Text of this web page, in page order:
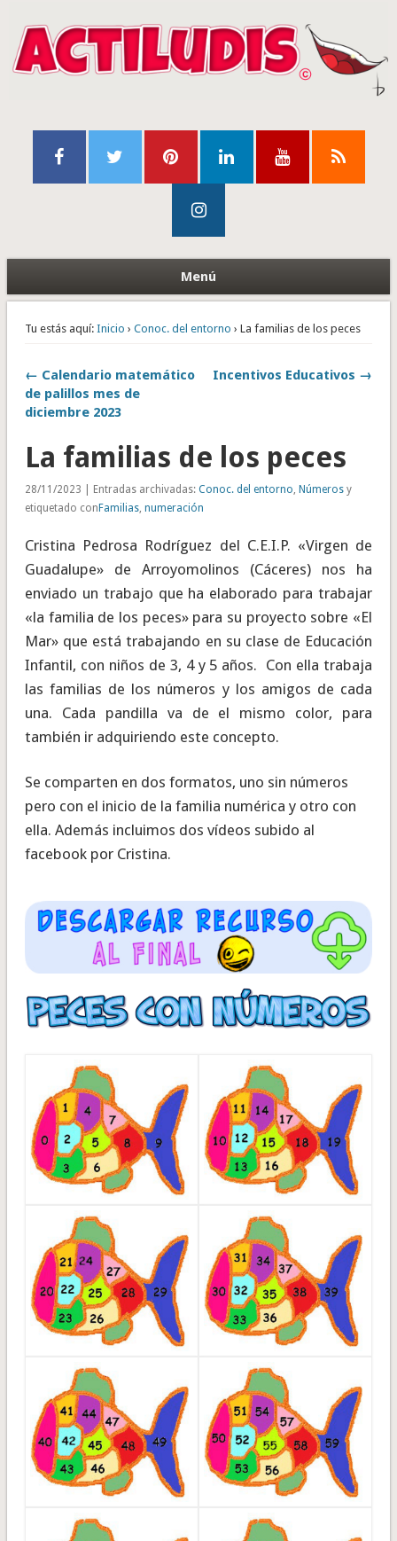
Menú
Tu estás aquí: Inicio › Conoc. del entorno › La familias de los peces
← Calendario matemático
de palillos mes de
diciembre 2023
Incentivos Educativos →
La familias de los peces
28/11/2023 | Entradas archivadas: Conoc. del entorno, Númerosy
etiquetado con Familias, numeración
Cristina Pedrosa Rodríguez del C.E.I.P. «Virgen de
Guadalupe» de Arroyomolinos (Cáceres) nos ha
enviado un trabajo que ha elaborado para trabajar
«la familia de los peces» para su proyecto sobre «El
Mar» que está trabajando en su clase de Educación
Infantil, con niños de 3, 4 y 5 años. Con ella trabaja
las familias de los números y los amigos de cada
una. Cada pandilla va de el mismo color, para
también ir adquiriendo este concepto.
Se comparten en dos formatos, uno sin números
pero con el inicio de la familia numérica y otro con
ella. Además incluimos dos vídeos subido al
facebook por Cristina.